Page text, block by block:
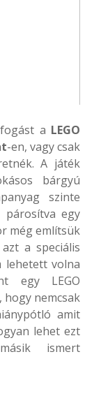
a LEGO
-en, vagy csak
A játék
bárgyú
szinte
párosítva egy
még említsük
a speciális
lehetett volna
egy LEGO
hogy nemcsak
amit
lehet ezt
ismert